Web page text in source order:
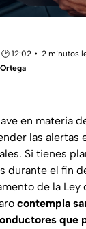
12:02
2 minutos
en materia
las alertas
Si tienes
durante el fin
de la Ley
contempla
que